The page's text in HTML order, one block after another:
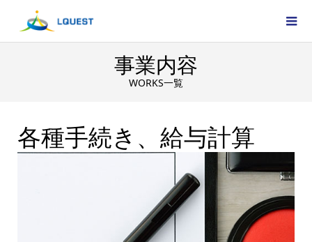
事業内容
WORKS一覧
各種手続き、給与計算